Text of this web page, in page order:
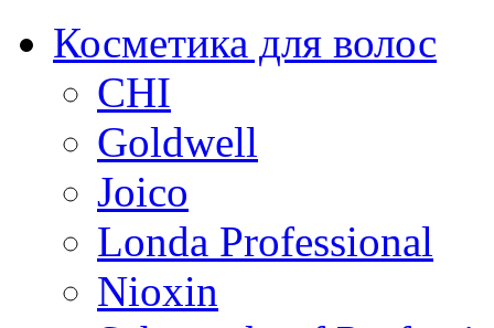
Косметика для волос
CHI
Goldwell
Joico
Londa Professional
Nioxin